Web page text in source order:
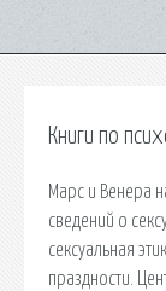
Книги по
Марс и Венера
сведений о
сексуальная
праздности.